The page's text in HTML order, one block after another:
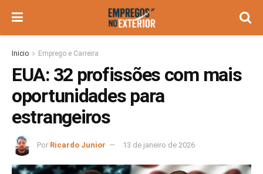
Inicio Emprego e Carreira
EUA: 32 profissões com mais
oportunidades para
estrangeiros
Por Ricardo Junior 13 de janeiro de 2026